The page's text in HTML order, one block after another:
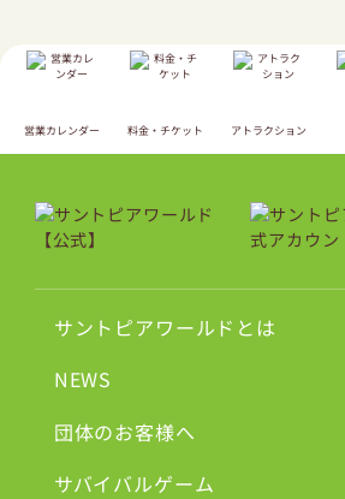
営業カレンダー 料金・チケット アトラクション
サントピアワールドとは
NEWS
団体のお客様へ
サバイバルゲーム